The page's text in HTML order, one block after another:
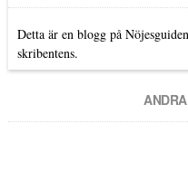
Detta är en blogg på
skribentens.